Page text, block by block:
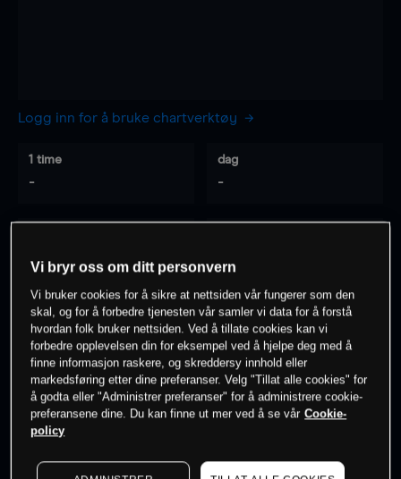
Logg inn for å bruke chartverktøy
1 time
-
dag
-
-
0% av kunder erpå dette instrumentet
Søk om konto
Vi bryr oss om ditt personvern
Vi bruker cookies for å sikre at nettsiden vår fungerer som den
skal, og for å forbedre tjenesten vår samler vi data for å forstå
hvordan folk bruker nettsiden. Ved å tillate cookies kan vi
forbedre opplevelsen din for eksempel ved å hjelpe deg med å
finne informasjon raskere, og skreddersy innhold eller
markedsføring etter dine preferanser. Velg "Tillat alle cookies" for
å godta eller "Administrer preferanser" for å administrere cookie-
preferansene dine. Du kan finne ut mer ved å se vår Cookie-
policy